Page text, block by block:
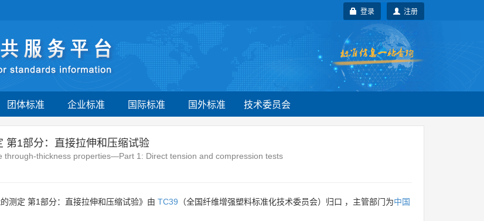
注册
登录
团体标准 企业标准 国际标准 国外标准 技术委员会
第1部分：直接拉伸和压缩试验
thickness properties—Part 1: Direct tension and compression tests
测定 第1部分：直接拉伸和压缩试验》由 TC39 （全国纤维增强塑料标准化技术委员会）归口 ，主管部门为中国